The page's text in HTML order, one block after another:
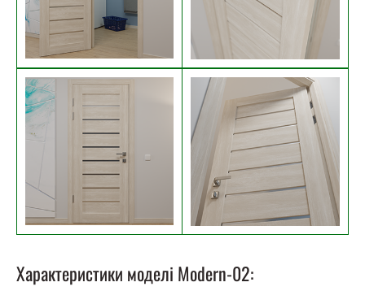
Характеристики моделі Modern-02: